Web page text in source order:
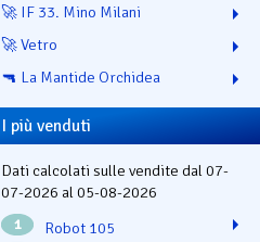
🚀 IF 33. Mino Milani
🚀 Vetro
🔫 La Mantide Orchidea
I più venduti
Dati calcolati sulle vendite dal 07-
07-2026 al 05-08-2026
1 Robot 105